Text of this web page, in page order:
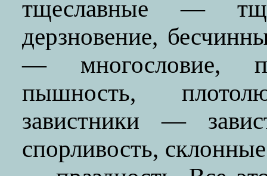
тщеславные —
дерзновение,
— многословие,
пышность,
завистники —
спорливость,